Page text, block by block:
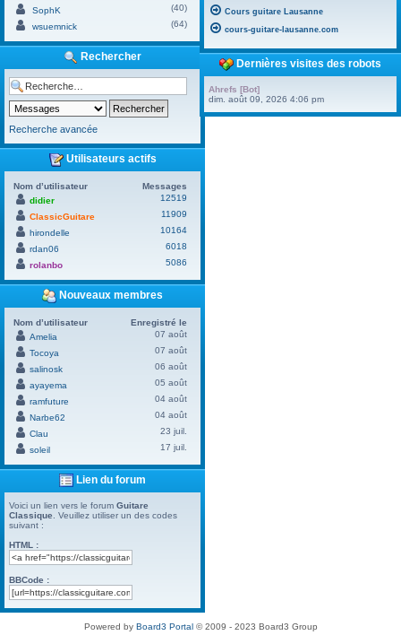
SophK
(40)
wsuemnick
(64)
Rechercher
Recherche avancée
Utilisateurs actifs
Nom d’utilisateur
Messages
didier
12519
ClassicGuitare
11909
hirondelle
10164
rdan06
6018
rolanbo
5086
Nouveaux membres
Nom d’utilisateur
Enregistré le
Amelia
07 août
Tocoya
07 août
salinosk
06 août
ayayema
05 août
ramfuture
04 août
Narbe62
04 août
Clau
23 juil.
soleil
17 juil.
Lien du forum
Voici un lien vers le forum Guitare
Classique . Veuillez utiliser un des codes
suivant :
HTML :
BBCode :
Cours guitare Lausanne
cours-guitare-lausanne.com
Dernières visites des robots
Ahrefs [Bot]
dim. août 09, 2026 4:06 pm
Powered by Board3 Portal© 2009 - 2023 Board3 Group